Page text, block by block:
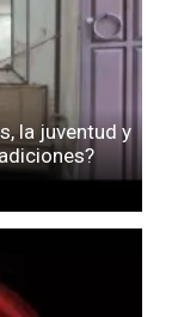
la juventud y